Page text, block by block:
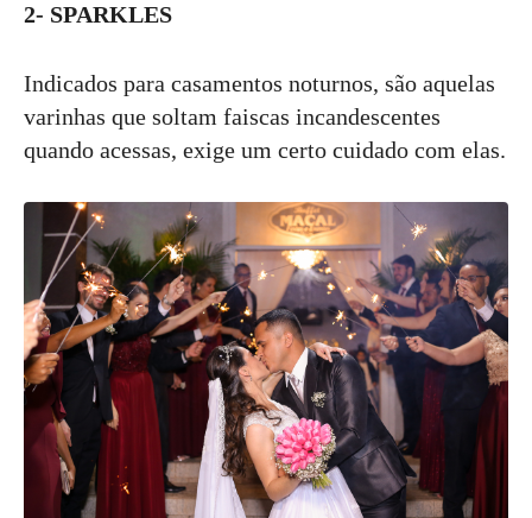
2- SPARKLES
Indicados para casamentos noturnos, são aquelas
varinhas que soltam faiscas incandescentes
quando acessas, exige um certo cuidado com elas.